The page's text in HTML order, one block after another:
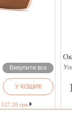
Викупити все
У КОШИК
127.20 грн